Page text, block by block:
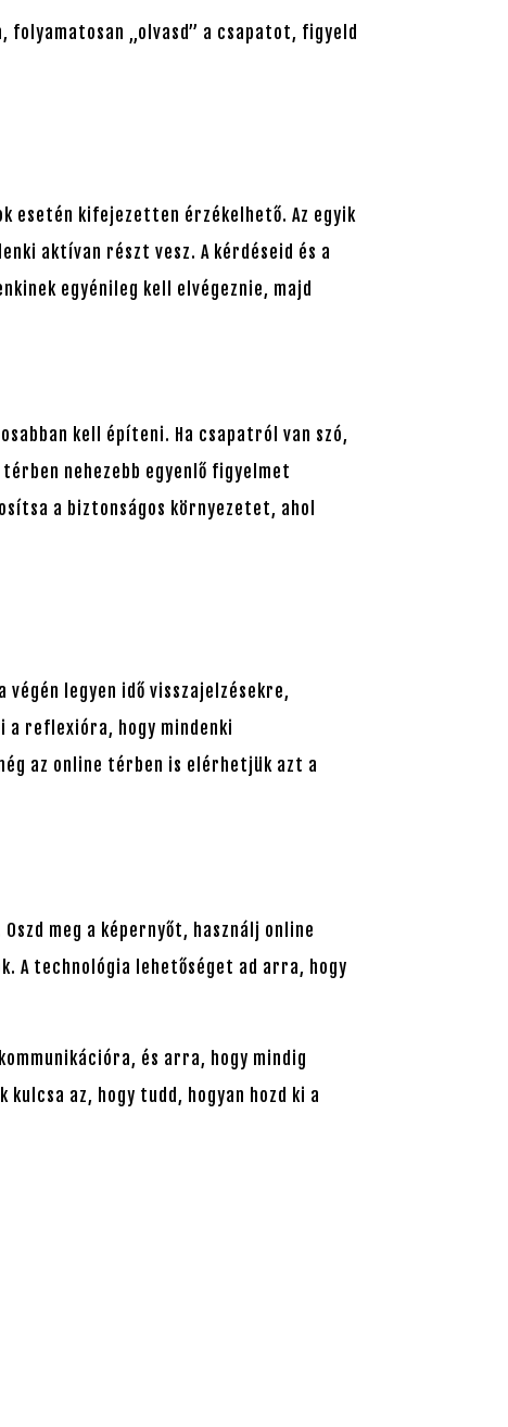
folyamatosan „olvasd” a csapatot, figyeld
esetén kifejezetten érzékelhető. Az egyik
aktívan részt vesz. A kérdéseid és a
egyénileg kell elvégeznie, majd
kell építeni. Ha csapatról van szó,
nehezebb egyenlő figyelmet
a biztonságos környezetet, ahol
legyen idő visszajelzésekre,
a reflexióra, hogy mindenki
az online térben is elérhetjük azt a
meg a képernyőt, használj online
A technológia lehetőséget ad arra, hogy
és arra, hogy mindig
az, hogy tudd, hogyan hozd ki a